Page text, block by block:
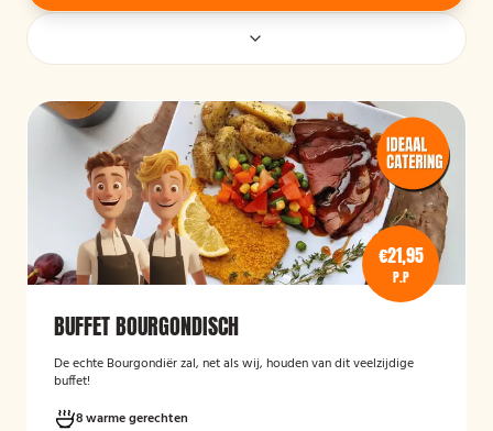
€21,95
P.P
BUFFET BOURGONDISCH
De echte Bourgondiër zal, net als wij, houden van dit veelzijdige
buffet!
8 warme gerechten